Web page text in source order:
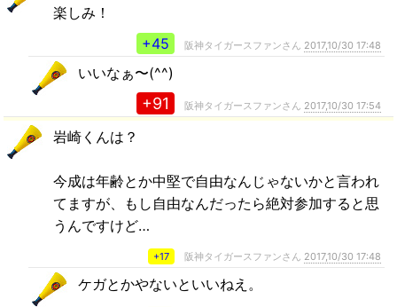
楽しみ！
+45
阪神タイガースファンさん 2017,10/30 17:48
いいなぁ〜(^^)
+91 阪神タイガースファンさん 2017,10/30 17:54
岩崎くんは？
今成は年齢とか中堅で自由なんじゃないかと言われ
てますが、もし自由なんだったら絶対参加すると思
うんですけど…
+17 阪神タイガースファンさん 2017,10/30 17:48
ケガとかやないといいねえ。